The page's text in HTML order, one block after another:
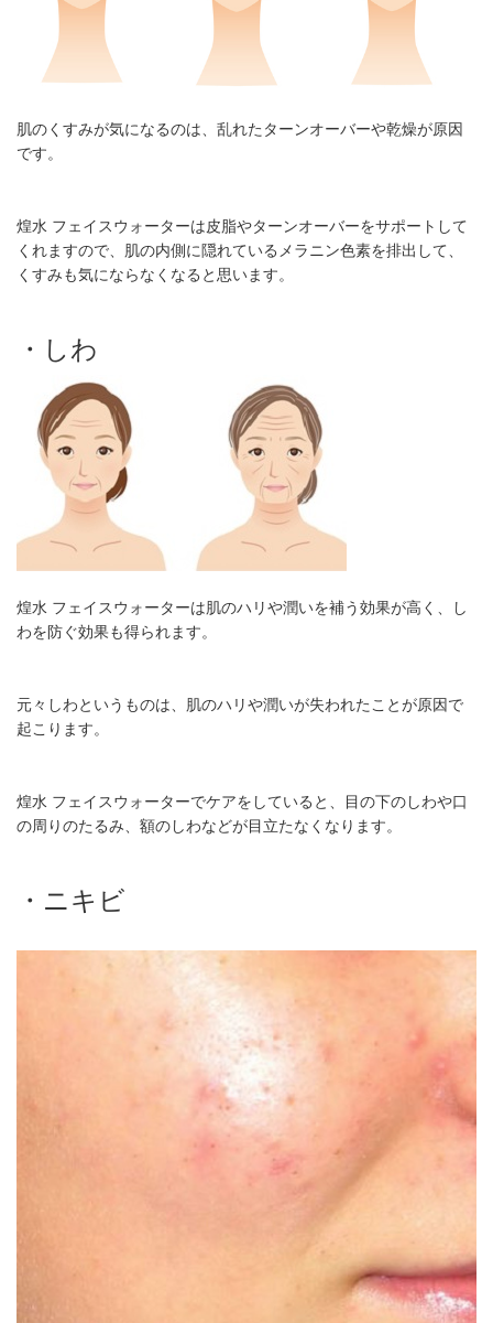
肌のくすみが気になるのは、乱れたターンオーバーや乾燥が原因
です。
煌水 フェイスウォーターは皮脂やターンオーバーをサポートして
くれますので、肌の内側に隠れているメラニン色素を排出して、
くすみも気にならなくなると思います。
・しわ
煌水 フェイスウォーターは肌のハリや潤いを補う効果が高く、し
わを防ぐ効果も得られます。
元々しわというものは、肌のハリや潤いが失われたことが原因で
起こります。
煌水 フェイスウォーターでケアをしていると、目の下のしわや口
の周りのたるみ、額のしわなどが目立たなくなります。
・ニキビ